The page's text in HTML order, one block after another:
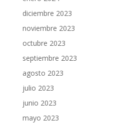
diciembre 2023
noviembre 2023
octubre 2023
septiembre 2023
agosto 2023
julio 2023
junio 2023
mayo 2023